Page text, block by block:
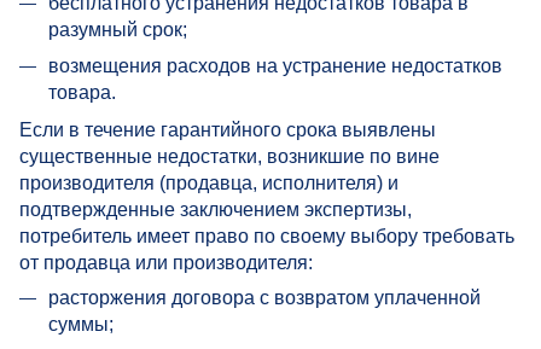
разумный срок;
возмещения расходов на устранение недостатков
товара.
Если в течение гарантийного срока выявлены
существенные недостатки, возникшие по вине
производителя (продавца, исполнителя) и
подтвержденные заключением экспертизы,
потребитель имеет право по своему выбору требовать
от продавца или производителя:
расторжения договора с возвратом уплаченной
суммы;